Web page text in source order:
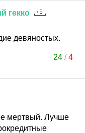
гекко
девяностых.
24 /4
мертвый. Лучше